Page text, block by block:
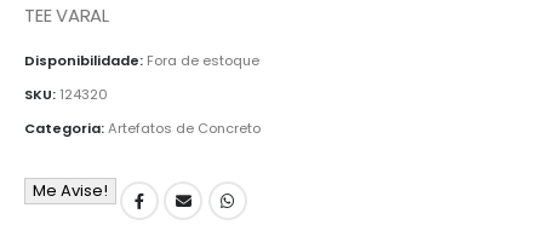
TEE VARAL
Disponibilidade: Fora de estoque
SKU: 124320
Categoria:Artefatos de Concreto
Me Avise!